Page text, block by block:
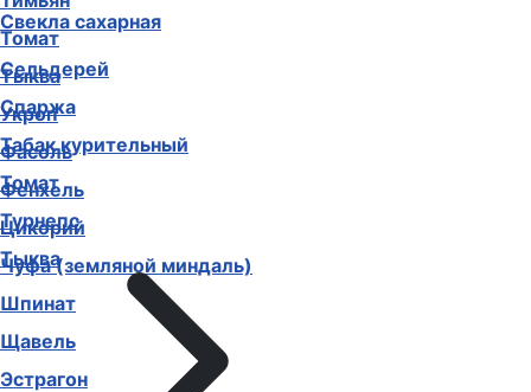
Томат
Тыква
Укроп
Фасоль
Фенхель
Цикорий
Чуфа (земляной миндаль)
Шпинат
Щавель
Эстрагон
Свекла сахарная
Сельдерей
Спаржа
Табак курительный
Томат
Турнепс
Тыква